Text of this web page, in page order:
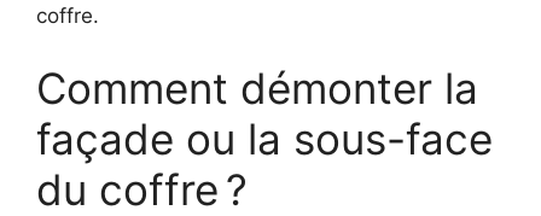
coffre.
Comment démonter la
façade ou la sous-face
du coffre ?